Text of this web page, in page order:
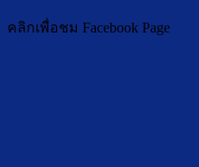
คลิกเพื่อชม Facebook Page